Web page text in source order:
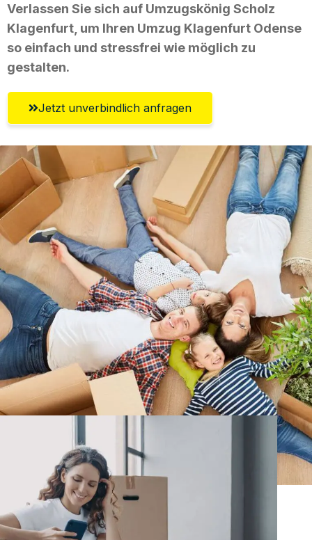
Verlassen Sie sich auf Umzugskönig Scholz
Klagenfurt, um Ihren Umzug Klagenfurt Odense
so einfach und stressfrei wie möglich zu
gestalten.
Jetzt unverbindlich anfragen